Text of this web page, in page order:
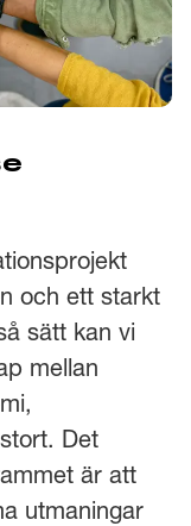
och ett starkt
sätt kan vi
mellan
Det
är att
utmaningar